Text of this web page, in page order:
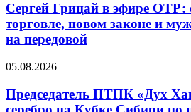
Сергей Грицай в эфире ОТР:
торговле, новом законе и
на передовой
05.08.2026
Председатель ПТПК «Дух